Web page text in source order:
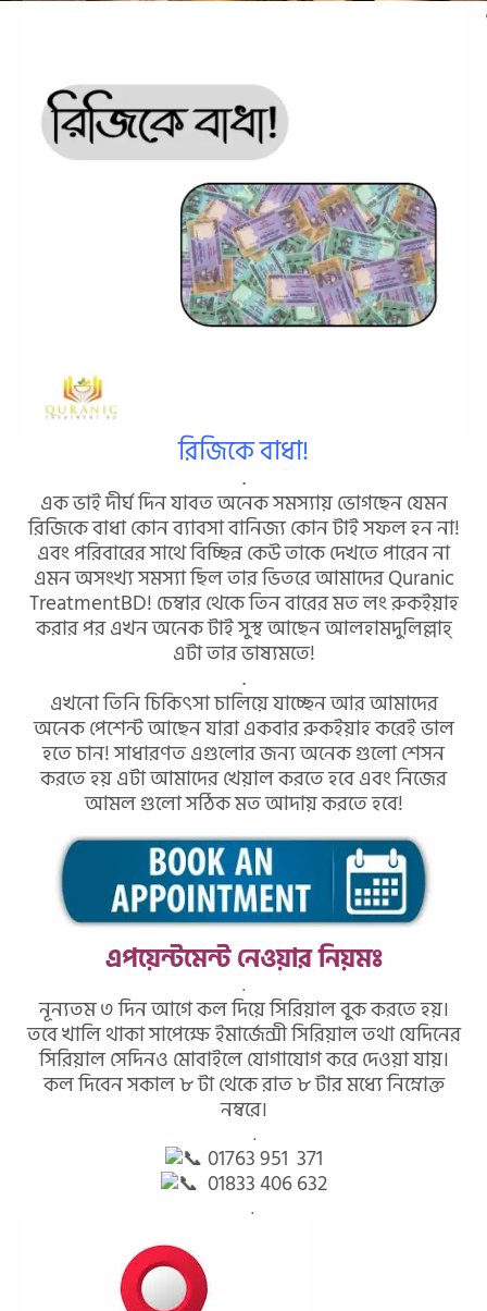
রিজিকে বাধা!
.
এক ভাই দীর্ঘ দিন যাবত অনেক সমস্যায় ভোগছেন যেমন
রিজিকে বাধা কোন ব‍্যাবসা বানিজ‍্য কোন টাই সফল হন না!
এবং পরিবারের সাথে বিচ্ছিন্ন কেউ তাকে দেখতে পারেন না
এমন অসংখ্য সমস্যা ছিল তার ভিতরে আমাদের Quranic
TreatmentBD! চেম্বার থেকে তিন বারের মত লং রুকইয়াহ
করার পর এখন অনেক টাই সুস্থ আছেন আলহামদুলিল্লাহ্
এটা তার ভাষ‍্যমতে!
.
এখনো তিনি চিকিৎসা চালিয়ে যাচ্ছেন আর আমাদের
অনেক পেশেন্ট আছেন যারা একবার রুকইয়াহ করেই ভাল
হতে চান! সাধারণত এগুলোর জন্য অনেক গুলো শেসন
করতে হয় এটা আমাদের খেয়াল করতে হবে এবং নিজের
আমল গুলো সঠিক মত আদায় করতে হবে!
এপয়েন্টমেন্ট নেওয়ার নিয়মঃ
.
নূন্যতম ৩ দিন আগে কল দিয়ে সিরিয়াল বুক করতে হয়।
তবে খালি থাকা সাপেক্ষে ইমার্জেন্সী সিরিয়াল তথা যেদিনের
সিরিয়াল সেদিনও মোবাইলে যোগাযোগ করে দেওয়া যায়।
কল দিবেন সকাল ৮ টা থেকে রাত ৮ টার মধ্যে নিম্নোক্ত
নম্বরে।
.
01763 951 371
01833 406 632
.